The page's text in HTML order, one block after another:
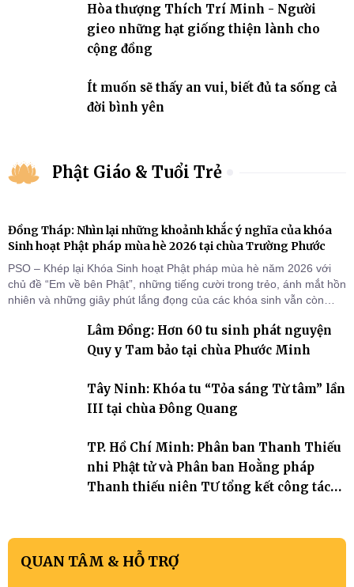
Hòa thượng Thích Trí Minh - Người
gieo những hạt giống thiện lành cho
cộng đồng
Ít muốn sẽ thấy an vui, biết đủ ta sống cả
đời bình yên
Phật Giáo & Tuổi Trẻ
Đồng Tháp: Nhìn lại những khoảnh khắc ý nghĩa của khóa
Sinh hoạt Phật pháp mùa hè 2026 tại chùa Trường Phước
PSO – Khép lại Khóa Sinh hoạt Phật pháp mùa hè năm 2026 với
chủ đề “Em về bên Phật”, những tiếng cười trong trẻo, ánh mắt hồn
nhiên và những giây phút lắng đọng của các khóa sinh vẫn còn
Tháp). Những tuần tu học ngắn ngủi nhưng đã trở thành hành
trang quý báu, gieo những hạt giống thiện l
Lâm Đồng: Hơn 60 tu sinh phát nguyện
Quy y Tam bảo tại chùa Phước Minh
Tây Ninh: Khóa tu “Tỏa sáng Từ tâm” lần
III tại chùa Đông Quang
TP. Hồ Chí Minh: Phân ban Thanh Thiếu
nhi Phật tử và Phân ban Hoằng pháp
Thanh thiếu niên TƯ tổng kết công tác
QUAN TÂM & HỖ TRỢ